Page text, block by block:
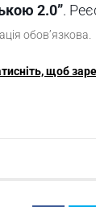
2.0”.
обов’язкова.
щоб